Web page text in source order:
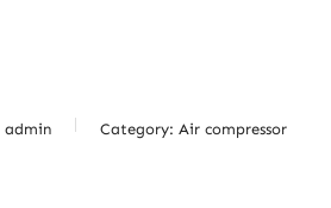
admin Category: Air compressor